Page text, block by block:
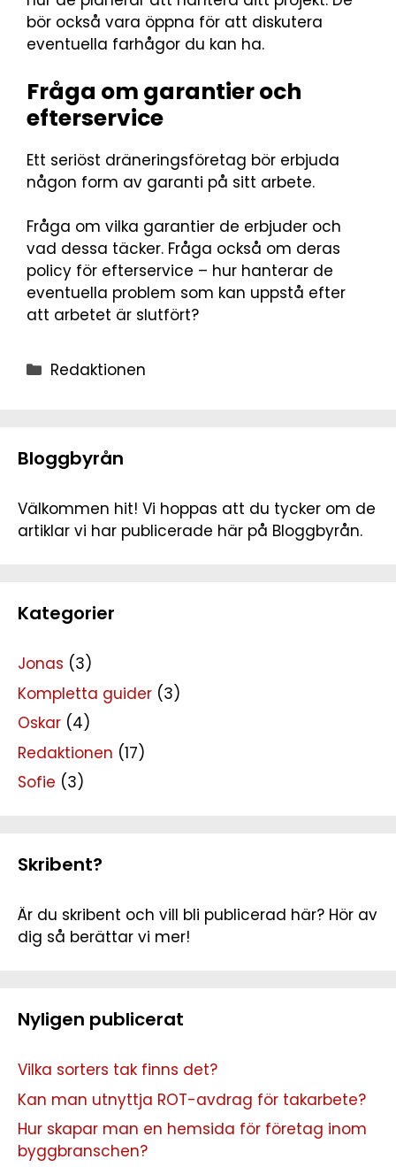
bör också vara öppna för att diskutera
eventuella farhågor du kan ha.
Fråga om garantier och
efterservice
Ett seriöst dräneringsföretag bör erbjuda
någon form av garanti på sitt arbete.
Fråga om vilka garantier de erbjuder och
vad dessa täcker. Fråga också om deras
policy för efterservice – hur hanterar de
eventuella problem som kan uppstå efter
att arbetet är slutfört?
Redaktionen
Bloggbyrån
Välkommen hit! Vi hoppas att du tycker om de
artiklar vi har publicerade här på Bloggbyrån.
Kategorier
Jonas (3)
Kompletta guider (3)
Oskar (4)
Redaktionen (17)
Sofie (3)
Skribent?
Är du skribent och vill bli publicerad här? Hör av
dig så berättar vi mer!
Nyligen publicerat
Vilka sorters tak finns det?
Kan man utnyttja ROT-avdrag för takarbete?
Hur skapar man en hemsida för företag inom
byggbranschen?